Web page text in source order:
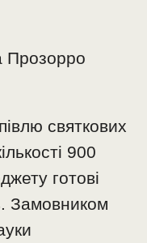
Прозорро
святкових
900
готові
Замовником